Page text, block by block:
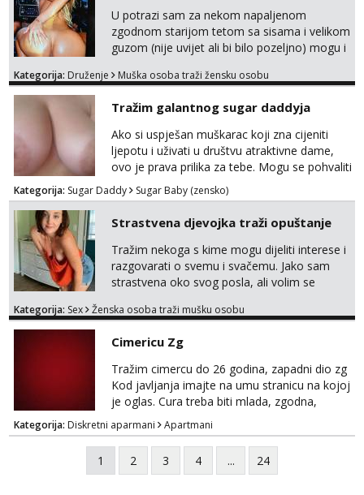
U potrazi sam za nekom napaljenom
zgodnom starijom tetom sa sisama i velikom
guzom (nije uvijet ali bi bilo pozeljno) mogu i
dobra zabava uz naknadu, trazim neku koja
negdje u mrak, prije seksa dobijes odmah na
ruke, molim samo ozbiljne da se javljaju one
koje se pale na seks po mracnim parkinzima,
sumarcima itd be...
Kategorija: Druženje Muška osoba traži žensku osobu
Tražim galantnog sugar daddyja
Ako si uspješan muškarac koji zna cijeniti
ljepotu i uživati u društvu atraktivne dame,
ovo je prava prilika za tebe. Mogu se pohvaliti
prekrasnim licem, dugom, njegovanom
kosom i fit figurom. Moje grudi su broj 4,a
guza je, bez lažne skromnosti, prava top
forma. Diskretno i opušteno druženje je moj
stil, bez dugačkih dopisivanja, putovanja ili
javnih pojavljivanja. Što nudim: - atraktivno i
ugo...
Kategorija: Sugar Daddy Sugar Baby (zensko)
Strastvena djevojka traži opuštanje
Tražim nekoga s kime mogu dijeliti interese i
razgovarati o svemu i svačemu. Jako sam
strastvena oko svog posla, ali volim se
Voljela bi naci nekoga pa da se nemoram
ispod i nadji me tamo, cekam te!
Kategorija: Sex Ženska osoba traži mušku osobu
Cimericu Zg
Tražim cimercu do 26 godina, zapadni dio zg
Kod javljanja imajte na umu stranicu na kojoj
je oglas. Cura treba biti mlada, zgodna,
uredna, bez poroka.
Kategorija: Diskretni aparmani Apartmani
1 2 3 4 ... 24